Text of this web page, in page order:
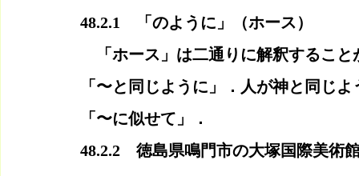
48.2.1　「のように」（ホース）
「ホース」は二通りに解釈すること
「〜と同じように」．人が神と同じ
「〜に似せて」．
48.2.2　徳島県鳴門市の大塚国際美術